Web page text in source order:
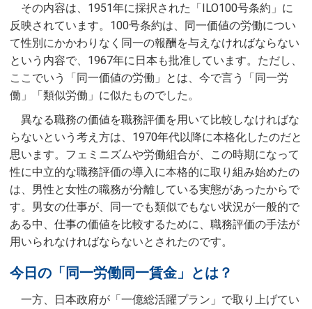
その内容は、1951年に採択された「ILO100号条約」に
反映されています。100号条約は、同一価値の労働につい
て性別にかかわりなく同一の報酬を与えなければならない
という内容で、1967年に日本も批准しています。ただし、
ここでいう「同一価値の労働」とは、今で言う「同一労
働」「類似労働」に似たものでした。
異なる職務の価値を職務評価を用いて比較しなければな
らないという考え方は、1970年代以降に本格化したのだと
思います。フェミニズムや労働組合が、この時期になって
性に中立的な職務評価の導入に本格的に取り組み始めたの
は、男性と女性の職務が分離している実態があったからで
す。男女の仕事が、同一でも類似でもない状況が一般的で
ある中、仕事の価値を比較するために、職務評価の手法が
用いられなければならないとされたのです。
今日の「同一労働同一賃金」とは？
一方、日本政府が「一億総活躍プラン」で取り上げてい